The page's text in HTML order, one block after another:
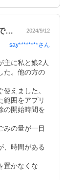
… 2024/9/12
say********さん
主に私と娘2人
た。他の方の
えました。
範囲をアプリ
の開始時間を
みの量が一目
、時間がある
置かなくな